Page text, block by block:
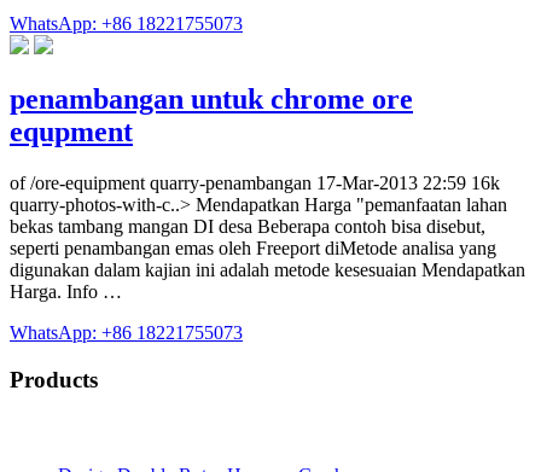
WhatsApp: +86 18221755073
penambangan untuk chrome ore
equpment
of /ore-equipment quarry-penambangan 17-Mar-2013 22:59 16k
quarry-photos-with-c..> Mendapatkan Harga "pemanfaatan lahan
bekas tambang mangan DI desa Beberapa contoh bisa disebut,
seperti penambangan emas oleh Freeport diMetode analisa yang
digunakan dalam kajian ini adalah metode kesesuaian Mendapatkan
Harga. Info …
WhatsApp: +86 18221755073
Products